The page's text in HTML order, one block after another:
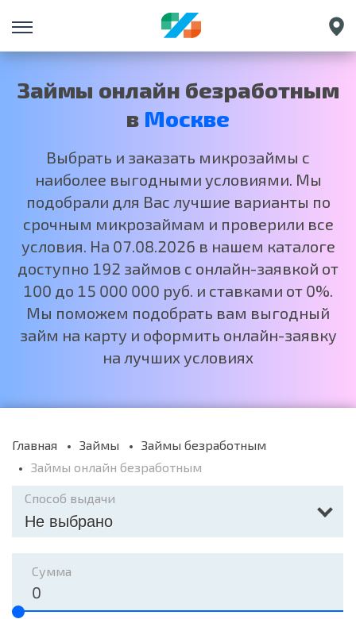
Санкт-Петербург
Екатеринбург
Краснодар
Нижний Новгород
Займы онлайн безработным
в Москве
Выбрать и заказать микрозаймы с
наиболее выгодными условиями. Мы
подобрали для Вас лучшие варианты по
срочным микрозаймам и проверили все
условия. На 07.08.2026 в нашем каталоге
доступно 192 займов с онлайн-заявкой от
100 до 15 000 000 руб. и ставками от 0%.
Мы поможем подобрать вам выгодный
займ на карту и оформить онлайн-заявку
на лучших условиях
Главная Займы
Займы безработным
Займы онлайн безработным
Способ выдачи
Не выбрано
Сумма